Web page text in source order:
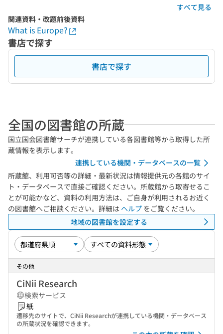
すべて見る
関連資料・改題前後資料
What is Europe?
書店で探す
書店で探す
全国の図書館の所蔵
国立国会図書館サーチが連携している各図書館等から取得した所
蔵情報を表示します。
連携している機関・データベースの一覧
所蔵館、利用可否等の詳細・最新状況は情報提供元の各館のサイ
ト・データベースで直接ご確認ください。所蔵館から取寄せるこ
とが可能かなど、資料の利用方法は、ご自身が利用されるお近く
の図書館へご相談ください。詳細は ヘルプ をご覧ください。
地域の図書館を設定する
その他
CiNii Research
検索サービス
紙
遷移先のサイトで、CiNii Researchが連携している機関・データベース
の所蔵状況を確認できます。